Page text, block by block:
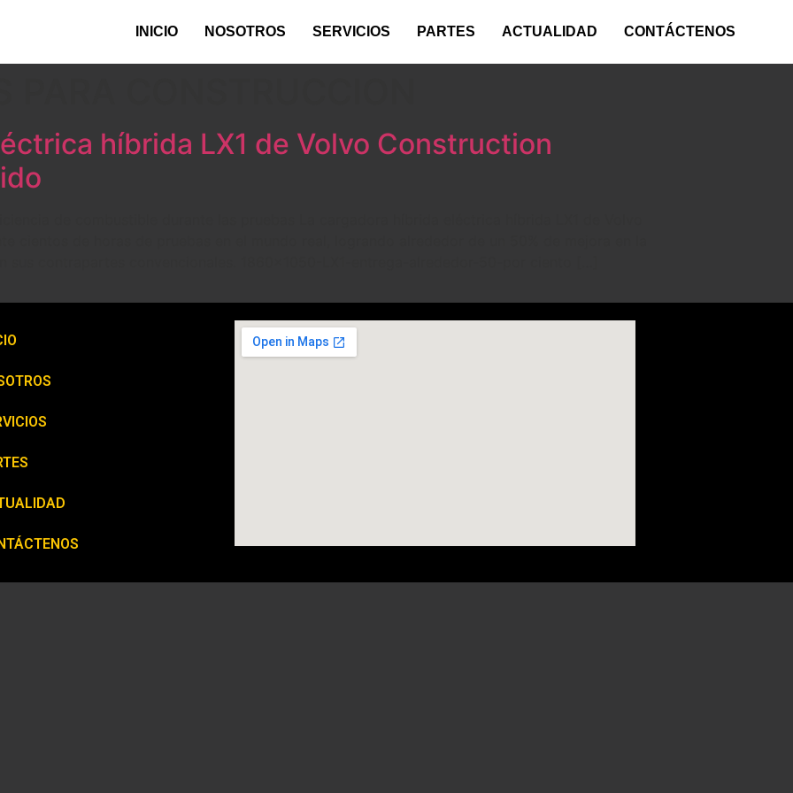
INICIO NOSOTROS SERVICIOS PARTES ACTUALIDAD CONTÁCTENOS
híbrida LX1 de Volvo Construction